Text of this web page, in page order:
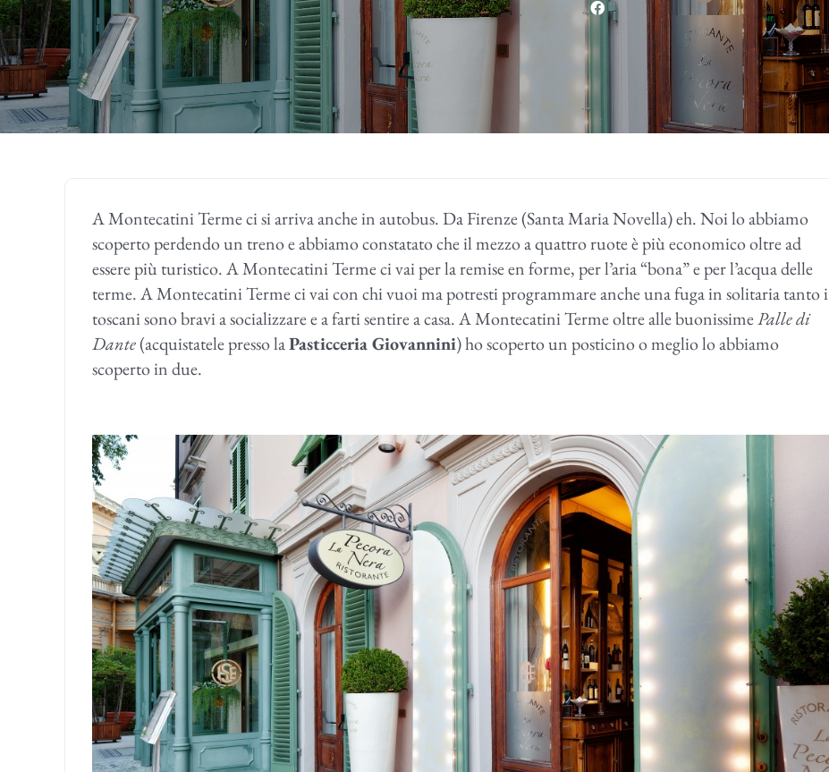
A Montecatini Terme ci si arriva anche in autobus. Da Firenze (Santa Maria Novella) eh. Noi lo abbiamo
scoperto perdendo un treno e abbiamo constatato che il mezzo a quattro ruote è più economico oltre ad
essere più turistico. A Montecatini Terme ci vai per la remise en forme, per l’aria “bona” e per l’acqua delle
terme. A Montecatini Terme ci vai con chi vuoi ma potresti programmare anche una fuga in solitaria tanto i
toscani sono bravi a socializzare e a farti sentire a casa. A Montecatini Terme oltre alle buonissimePalle di
Dante(acquistatele presso laPasticceria Giovannini) ho scoperto un posticino o meglio lo abbiamo
scoperto in due.